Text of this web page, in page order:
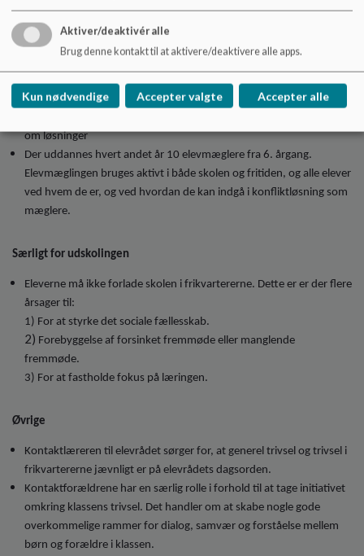
Særligt for mellemtrinnet
italesætter den ønskede adfærd og spilleregler for børnenes
samvær.
om løsninger
Der uddannes hvert andet år 10 elevmæglere fra 6. årgang.
Elevmæglingen bruges aktivt i både skolen og fritiden, og alle elever
ved hvem de er, og ved hvordan de kan indgå i konfliktløsning som
mæglere.
Særligt for udskolingen
Eleverne må ikke forlade skolen i frikvartererne. Dette er er der flere
årsager til:
1) For at styrke det sociale fællesskab.
2) Forebyggelse af forsinket fremmøde eller manglende
fremmøde.
3) For at fastholde fokus på læringen.
Øvrige
Kontaktlæreren til elevrådet sørger for, at generel trivsel og trivsel i
frikvartererne jævnligt er på elevrådets dagsorden.
Kontaktforældrene har en særlig rolle i forhold til at tage initiativet
omkring klassens trivsel. Det handler om at skabe nogle gode
overkommelige rammer for dialog, samvær og forståelse mellem
børn og forældre i klassen.
Aktiver/deaktivér alle
Brug denne kontakt til at aktivere/deaktivere alle apps.
Kun nødvendige Accepter valgte Accepter alle